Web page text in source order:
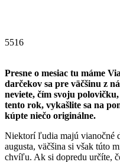
5516
Presne o mesiac tu máme
darčekov sa pre väčšinu z
neviete, čím svoju
tento rok, vykašlite sa na
kúpte niečo originálne.
Niektorí ľudia majú vianočné
augusta, väčšina si však túto
chvíľu. Ak si dopredu určíte,